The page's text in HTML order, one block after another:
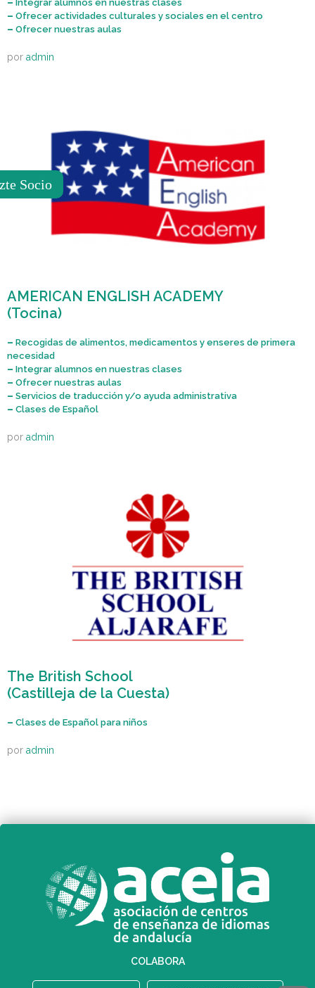
– Integrar alumnos en nuestras clases
– Ofrecer actividades culturales y sociales en el centro
– Ofrecer nuestras aulas
por admin
AMERICAN ENGLISH ACADEMY
(Tocina)
– Recogidas de alimentos, medicamentos y enseres de primera
necesidad
– Integrar alumnos en nuestras clases
– Ofrecer nuestras aulas
– Servicios de traducción y/o ayuda administrativa
– Clases de Español
por admin
The British School
(Castilleja de la Cuesta)
– Clases de Español para niños
por admin
COLABORA
Socio